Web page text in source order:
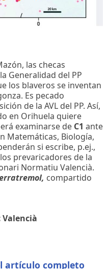
las checas
Generalidad del PP
los blaveros se inventan
Es pecado
de la AVL del PP. Así,
en Orihuela quiere
examinarse de C1 ante
Matemáticas, Biología,
si escribe, p.ej.,
prevaricadores de la
Normatiu Valencià.
compartido
artículo completo